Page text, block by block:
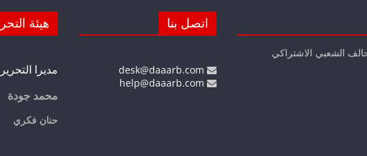
الشعبي الاشتراكي
اتصل بنا هيئة
مديرا التحرير
محمد جودة
حنان فكري